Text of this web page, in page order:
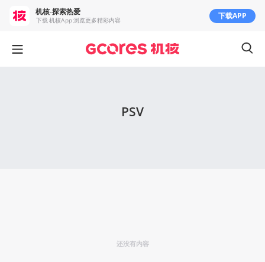
PSV
还没有内容
机核-探索热爱
下载 机核App 浏览更多精彩内容 下载APP